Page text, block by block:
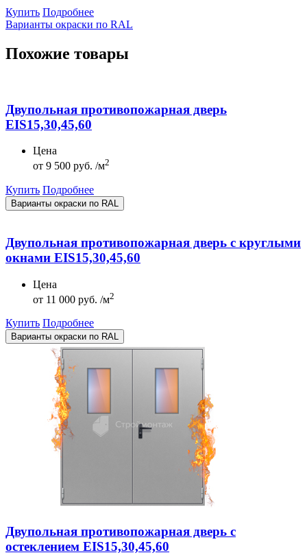
Купить Подробнее
Варианты окраски по RAL
Похожие товары
Двупольная противопожарная дверь
EIS15,30,45,60
Цена
от 9 500 руб. /м2
Купить Подробнее
Варианты окраски по RAL
Двупольная противопожарная дверь с круглыми
окнами EIS15,30,45,60
Цена
от 11 000 руб. /м2
Купить Подробнее
Варианты окраски по RAL
Двупольная противопожарная дверь с
остеклением EIS15,30,45,60